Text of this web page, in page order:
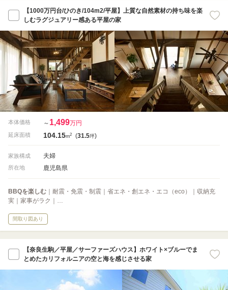
【1000万円台/ひのき/104m2/平屋】上質な自然素材の持ち味を楽
しむラグジュアリー感ある平屋の家
本体価格 ～ 1,499万円
延床面積 104.15m2 (31.5坪)
家族構成 夫婦
所在地 鹿児島県
BBQを楽しむ ｜耐震・免震・制震｜省エネ・創エネ・エコ（eco）｜収納充
実｜家事がラク｜…
間取り図あり
【奈良生駒／平屋／サーファーズハウス】ホワイト×ブルーでま
とめたカリフォルニアの空と海を感じさせる家